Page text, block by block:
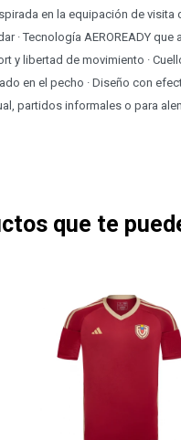
en la equipación de visita
· Tecnología AEROREADY
y libertad de movimiento ·
en el pecho · Diseño con
partidos informales o para
que te